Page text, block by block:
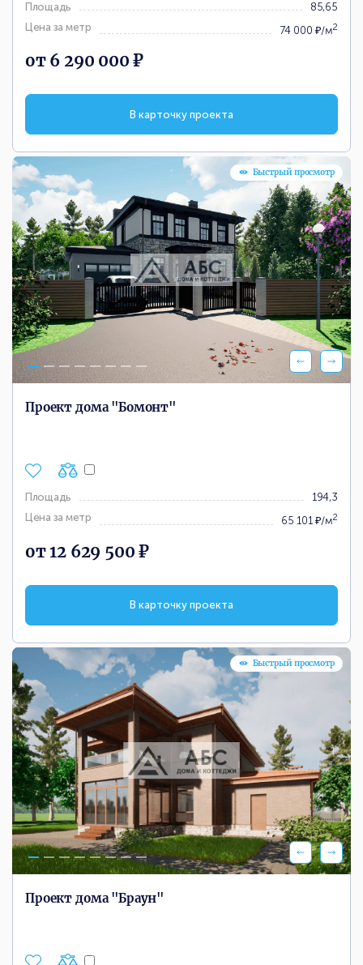
Площадь
85,65
Цена за метр
74 000 ₽/м2
от 6 290 000 ₽
В карточку проекта
Проект дома "Бомонт"
Площадь
194,3
Цена за метр
65 101 ₽/м2
Быстрый просмотр
от 12 629 500 ₽
В карточку проекта
Проект дома "Браун"
Быстрый просмотр